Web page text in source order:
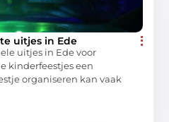
uitjes in Ede
uitjes in Ede voor
kinderfeestjes een
organiseren kan vaak